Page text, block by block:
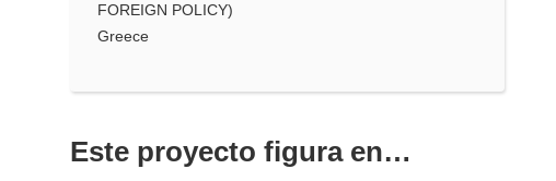
FOREIGN POLICY)
Greece
Este proyecto figura en…